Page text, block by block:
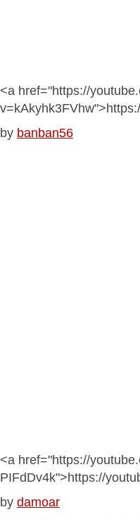
<a href="https://
by banban56
<a href="https://
PIFdDv4k">https://
by damoar